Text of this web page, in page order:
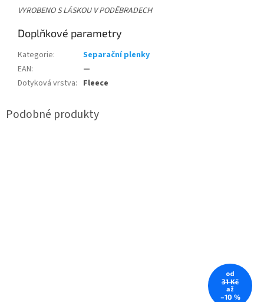
VYROBENO S LÁSKOU V PODĚBRADECH
Doplňkové parametry
Kategorie:
Separační plenky
EAN:
—
Dotyková vrstva: Fleece
od
31 Kč
až
–10 %